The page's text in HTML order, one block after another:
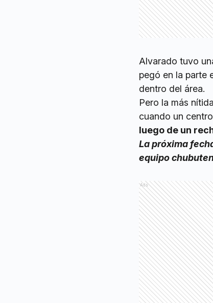
Alvarado tuvo
pegó en la parte
dentro del área.
Pero la más
cuando un
luego de un
La próxima
equipo
Ads